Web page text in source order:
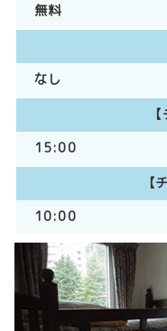
無料
なし
15:00
【
10:00